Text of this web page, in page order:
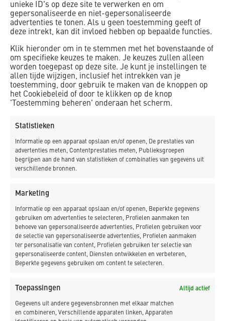
unieke ID's op deze site te verwerken en om
gepersonaliseerde en niet-gepersonaliseerde
advertenties te tonen. Als u geen toestemming geeft of
deze intrekt, kan dit invloed hebben op bepaalde functies.
Klik hieronder om in te stemmen met het bovenstaande of
om specifieke keuzes te maken. Je keuzes zullen alleen
worden toegepast op deze site. Je kunt je instellingen te
allen tijde wijzigen, inclusief het intrekken van je
toestemming, door gebruik te maken van de knoppen op
het Cookiebeleid of door te klikken op de knop
'Toestemming beheren' onderaan het scherm.
Statistieken
Informatie op een apparaat opslaan en/of openen, De prestaties van
advertenties meten, Contentprestaties meten, Publieksgroepen
begrijpen aan de hand van statistieken of combinaties van gegevens uit
verschillende bronnen.
Marketing
Informatie op een apparaat opslaan en/of openen, Beperkte gegevens
gebruiken om advertenties te selecteren, Profielen aanmaken ten
behoeve van gepersonaliseerde advertenties, Profielen gebruiken voor
de selectie van gepersonaliseerde advertenties, Profielen aanmaken
ter personalisatie van content, Profielen gebruiken ter selectie van
gepersonaliseerde content, Diensten ontwikkelen en verbeteren,
Beperkte gegevens gebruiken om content te selecteren.
Toepassingen Altijd actief
Gegevens uit andere gegevensbronnen met elkaar matchen
en combineren, Verschillende apparaten linken, Apparaten
Het gemaal, dat in 1973 in bedrijf ging, slaat het water van
de Schermerboezem uit op Het Nieuwe Diep, dat in open
verbinding staat met de Waddenzee. De Helsdeur is
vernoemd naar het diepste punt van het Marsdiep.
Het gemaal heeft in al deze jaren schade opgelopen aan de
bestaande betonafwerkingen: tussen de beton- en dekvloer
was vocht ontstaan en delen van het beton waren
losgekomen, deze schades dienden dan ook hersteld te
In verband met het vocht tussen de bestaande dekvloer en
de betonvloer is het bestaande dek verwijderd middels
machinaal frezen en is er gebruik gemaakt van mooie
het Triflex systeem met slijtlaag aangebracht op het
herstelde dek. Met als resultaat: kwaliteit en veiligheid!
Klik om marketing cookies te accepteren en